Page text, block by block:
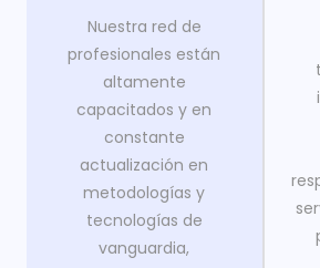
Nuestra red de
profesionales están
altamente
capacitados y en
constante
actualización en
metodologías y
tecnologías de
vanguardia,